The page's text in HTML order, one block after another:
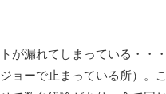
が漏れてしまっている・・
ョーで止まっている所）。